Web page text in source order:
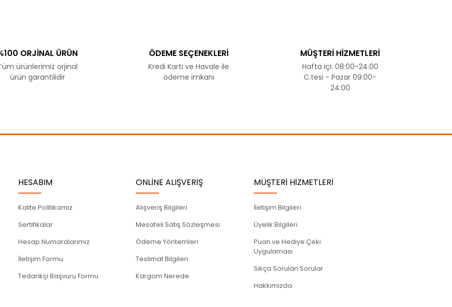
Gönder
ORJİNAL ÜRÜN
ürünlerimiz orjinal
ürün garantilidir
ÖDEME SEÇENEKLERİ
Kredi Kartı ve Havale ile
ödeme imkanı
MÜŞTERİ HİZMETLERİ
Hafta içi: 08:00-24:00
C.tesi - Pazar 09:00-
24:00
HESABIM
Kalite Politikamız
Sertifikalar
Hesap Numaralarımız
İletişim Formu
Tedarikçi Başvuru Formu
ONLİNE ALIŞVERİŞ
Alışveriş Bilgileri
Mesafeli Satış Sözleşmesi
Ödeme Yöntemleri
Teslimat Bilgileri
Kargom Nerede
MÜŞTERİ HİZMETLERİ
İletişim Bilgileri
Üyelik Bilgileri
Puan ve Hediye Çeki
Uygulaması
Sıkça Sorulan Sorular
Hakkımızda